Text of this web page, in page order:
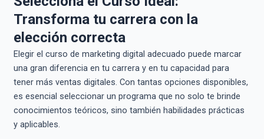
Transforma tu carrera con la
elección correcta
Elegir el curso de marketing digital adecuado puede marcar
una gran diferencia en tu carrera y en tu capacidad para
tener más ventas digitales. Con tantas opciones disponibles,
es esencial seleccionar un programa que no solo te brinde
conocimientos teóricos, sino también habilidades prácticas
y aplicables.